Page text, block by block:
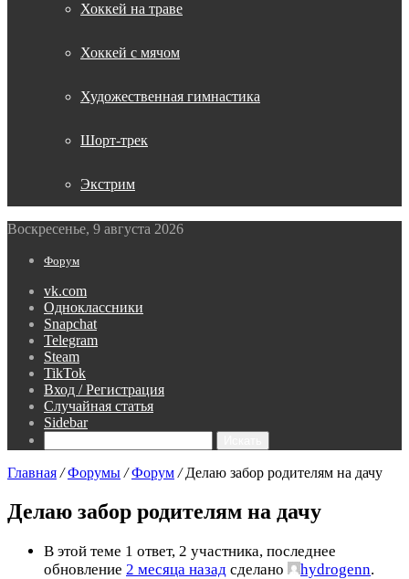
Хоккей на траве
Хоккей с мячом
Художественная гимнастика
Шорт-трек
Экстрим
Воскресенье, 9 августа 2026
Форум
vk.com
Одноклассники
Snapchat
Telegram
Steam
TikTok
Вход / Регистрация
Случайная статья
Sidebar
Главная / Форумы / Форум / Делаю забор родителям на дачу
Делаю забор родителям на дачу
В этой теме 1 ответ, 2 участника, последнее
обновление 2 месяца назад сделано hydrogenn.